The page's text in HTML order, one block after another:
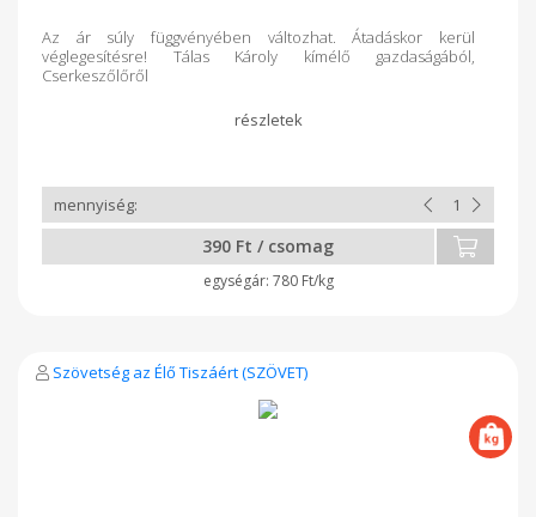
Az ár súly függvényében változhat. Átadáskor kerül
véglegesítésre! Tálas Károly kímélő gazdaságából,
Cserkeszőlőről
390 Ft / csomag
780 Ft/kg
Szövetség az Élő Tiszáért (SZÖVET)